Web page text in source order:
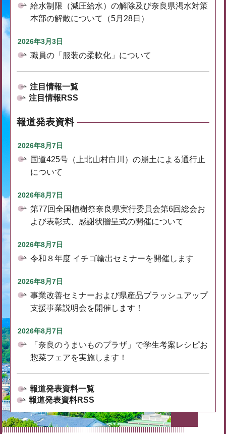
給水制限（減圧給水）の解除及び奈良県渇水対策
本部の解散について（5月28日）
2026年3月3日
職員の「服装の柔軟化」について
注目情報一覧
注目情報RSS
報道発表資料
2026年8月7日
国道425号（上北山村白川）の崩土による通行止
について
2026年8月7日
第77回全国植樹祭奈良県実行委員会第6回総会お
よび表彰式、感謝状贈呈式の開催について
2026年8月7日
令和８年度 イチゴ輸出セミナーを開催します
2026年8月7日
事業改善セミナーおよび県産品ブラッシュアップ
支援事業説明会を開催します！
2026年8月7日
「奈良のうまいものプラザ」で学生考案レシピお
惣菜フェアを実施します！
報道発表資料一覧
報道発表資料RSS